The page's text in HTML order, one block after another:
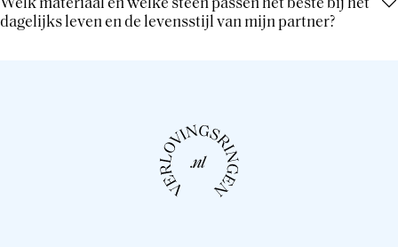
Welk materiaal en welke steen passen het beste bij het
dagelijks leven en de levensstijl van mijn partner?